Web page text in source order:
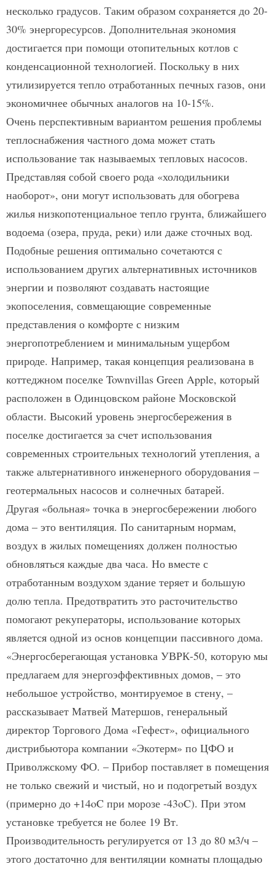
несколько градусов. Таким образом сохраняется до 20-
30% энергоресурсов. Дополнительная экономия
достигается при помощи отопительных котлов с
конденсационной технологией. Поскольку в них
утилизируется тепло отработанных печных газов, они
экономичнее обычных аналогов на 10-15%.
Очень перспективным вариантом решения проблемы
теплоснабжения частного дома может стать
использование так называемых тепловых насосов.
Представляя собой своего рода «холодильники
наоборот», они могут использовать для обогрева
жилья низкопотенциальное тепло грунта, ближайшего
водоема (озера, пруда, реки) или даже сточных вод.
Подобные решения оптимально сочетаются с
использованием других альтернативных источников
энергии и позволяют создавать настоящие
экопоселения, совмещающие современные
представления о комфорте с низким
энергопотреблением и минимальным ущербом
природе. Например, такая концепция реализована в
коттеджном поселке Townvillas Green Apple, который
расположен в Одинцовском районе Московской
области. Высокий уровень энергосбережения в
поселке достигается за счет использования
современных строительных технологий утепления, а
также альтернативного инженерного оборудования –
геотермальных насосов и солнечных батарей.
Другая «больная» точка в энергосбережении любого
дома – это вентиляция. По санитарным нормам,
воздух в жилых помещениях должен полностью
обновляться каждые два часа. Но вместе с
отработанным воздухом здание теряет и большую
долю тепла. Предотвратить это расточительство
помогают рекуператоры, использование которых
является одной из основ концепции пассивного дома.
«Энергосберегающая установка УВРК-50, которую мы
предлагаем для энергоэффективных домов, – это
небольшое устройство, монтируемое в стену, –
рассказывает Матвей Матершов, генеральный
директор Торгового Дома «Гефест», официального
дистрибьютора компании «Экотерм» по ЦФО и
Приволжскому ФО. – Прибор поставляет в помещения
не только свежий и чистый, но и подогретый воздух
(примерно до +14oC при морозе -43oC). При этом
установке требуется не более 19 Вт.
Производительность регулируется от 13 до 80 м3/ч –
этого достаточно для вентиляции комнаты площадью